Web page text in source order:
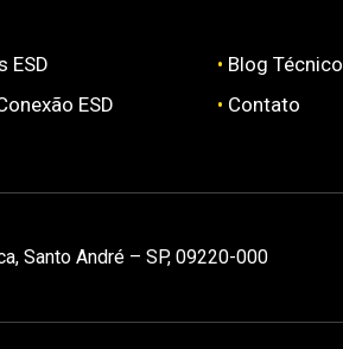
ESD
ESD
• Blog Técnico
• Contato
Santo André – SP, 09220-000